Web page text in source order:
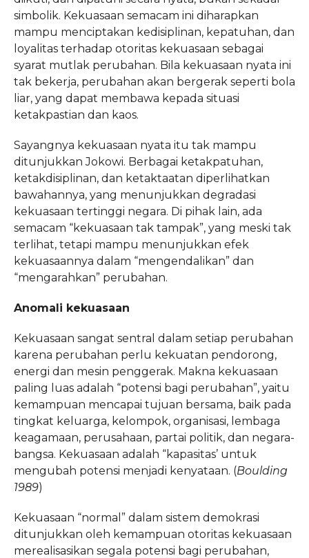
simbolik. Kekuasaan semacam ini diharapkan
mampu menciptakan kedisiplinan, kepatuhan, dan
loyalitas terhadap otoritas kekuasaan sebagai
syarat mutlak perubahan. Bila kekuasaan nyata ini
tak bekerja, perubahan akan bergerak seperti bola
liar, yang dapat membawa kepada situasi
ketakpastian dan kaos.
Sayangnya kekuasaan nyata itu tak mampu
ditunjukkan Jokowi. Berbagai ketakpatuhan,
ketakdisiplinan, dan ketaktaatan diperlihatkan
bawahannya, yang menunjukkan degradasi
kekuasaan tertinggi negara. Di pihak lain, ada
semacam “kekuasaan tak tampak”, yang meski tak
terlihat, tetapi mampu menunjukkan efek
kekuasaannya dalam “mengendalikan” dan
“mengarahkan” perubahan.
Anomali kekuasaan
Kekuasaan sangat sentral dalam setiap perubahan
karena perubahan perlu kekuatan pendorong,
energi dan mesin penggerak. Makna kekuasaan
paling luas adalah “potensi bagi perubahan”, yaitu
kemampuan mencapai tujuan bersama, baik pada
tingkat keluarga, kelompok, organisasi, lembaga
keagamaan, perusahaan, partai politik, dan negara-
bangsa. Kekuasaan adalah “kapasitas’ untuk
mengubah potensi menjadi kenyataan. (Boulding
1989)
Kekuasaan “normal” dalam sistem demokrasi
ditunjukkan oleh kemampuan otoritas kekuasaan
merealisasikan segala potensi bagi perubahan,